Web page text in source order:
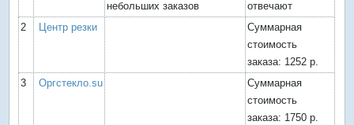
небольших заказов
отвечают
2
Центр резки
Суммарная
стоимость
заказа: 1252 р.
3
Оргстекло.su
Суммарная
стоимость
заказа: 1750 р.